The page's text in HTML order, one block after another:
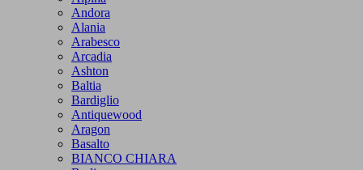
Andora
Alania
Arabesco
Arcadia
Ashton
Baltia
Bardiglio
Antiquewood
Aragon
Basalto
BIANCO CHIARA